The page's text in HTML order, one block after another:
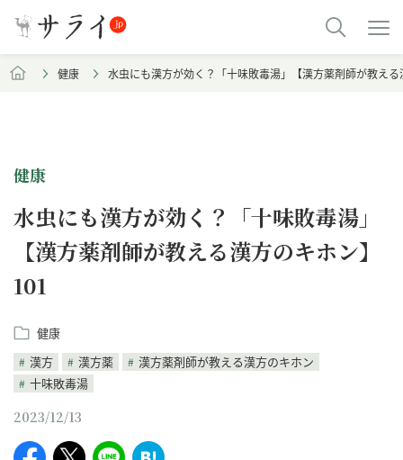
健康 水虫にも漢方が効く？「十味敗毒湯」【漢方薬剤師が教え
健康
水虫にも漢方が効く？「十味敗毒湯」
【漢方薬剤師が教える漢方のキホン】
101
健康
漢方
漢方薬
漢方薬剤師が教える漢方のキホン
十味敗毒湯
2023/12/13